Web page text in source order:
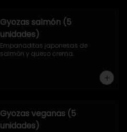
Gyozas salmón (5
unidades)
Empanaditas japonesas de
salmón y queso crema.
Gyozas veganas (5
unidades)